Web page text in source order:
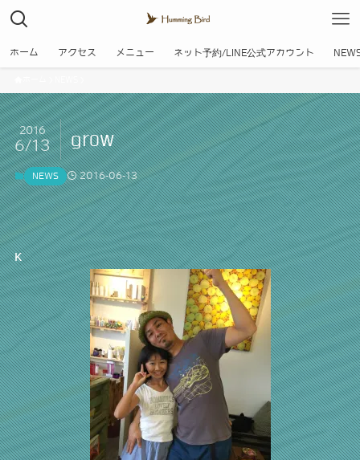
ホーム アクセス メニュー ネット予約/LINE公式アカウント
grow
2016
6/13
NEWS 2016-06-13
κ